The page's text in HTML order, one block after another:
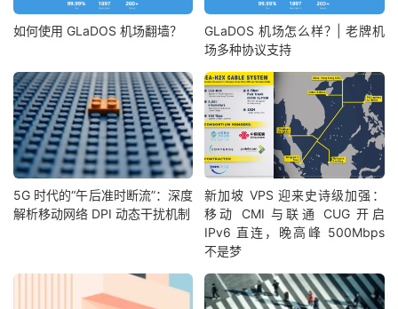
如何使用 GLaDOS 机场翻墙？
GLaDOS 机场怎么样？| 老牌机
场多种协议支持
5G 时代的“午后准时断流”：深度
解析移动网络 DPI 动态干扰机制
新加坡 VPS 迎来史诗级加强：
移动 CMI 与联通 CUG 开启
IPv6 直连，晚高峰 500Mbps
不是梦